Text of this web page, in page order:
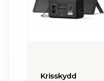
Krisskydd